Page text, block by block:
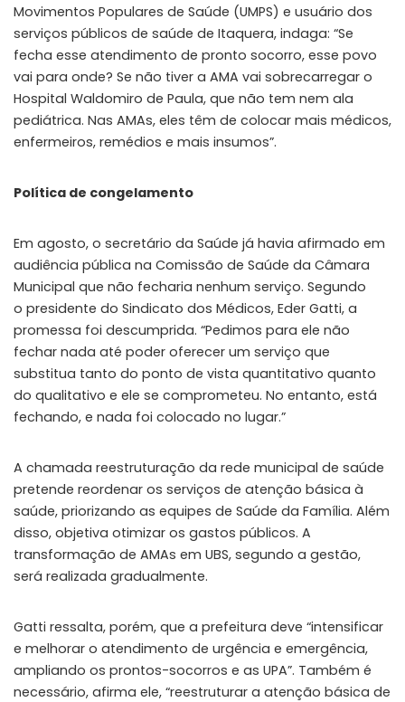
Movimentos Populares de Saúde (UMPS) e usuário dos
serviços públicos de saúde de Itaquera, indaga: “Se
fecha esse atendimento de pronto socorro, esse povo
vai para onde? Se não tiver a AMA vai sobrecarregar o
Hospital Waldomiro de Paula, que não tem nem ala
pediátrica. Nas AMAs, eles têm de colocar mais médicos,
enfermeiros, remédios e mais insumos”.
Política de congelamento
Em agosto, o secretário da Saúde já havia afirmado em
audiência pública na Comissão de Saúde da Câmara
Municipal que não fecharia nenhum serviço. Segundo
o presidente do Sindicato dos Médicos, Eder Gatti, a
promessa foi descumprida. “Pedimos para ele não
fechar nada até poder oferecer um serviço que
substitua tanto do ponto de vista quantitativo quanto
do qualitativo e ele se comprometeu. No entanto, está
fechando, e nada foi colocado no lugar.”
A chamada reestruturação da rede municipal de saúde
pretende reordenar os serviços de atenção básica à
saúde, priorizando as equipes de Saúde da Família. Além
disso, objetiva otimizar os gastos públicos. A
transformação de AMAs em UBS, segundo a gestão,
será realizada gradualmente.
Gatti ressalta, porém, que a prefeitura deve “intensificar
e melhorar o atendimento de urgência e emergência,
ampliando os prontos-socorros e as UPA”. Também é
necessário, afirma ele, “reestruturar a atenção básica de